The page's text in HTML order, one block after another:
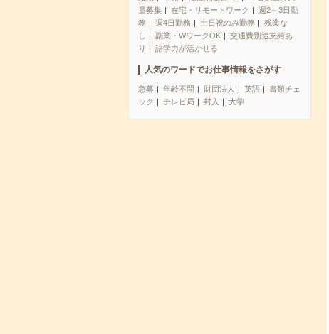
量募集
在宅・リモートワーク
週2～3日勤
務
週4日勤務 土日祝のみ勤務
残業な
し
副業・WワークOK
交通費別途支給あ
り
語学力が活かせる
人気のワードでお仕事情報をさがす
急募 年齢不問 財団法人 英語
書類チェ
ック
テレビ局 封入 大学